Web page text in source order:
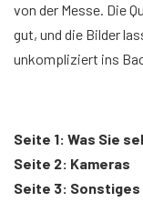
von der Messe. Die
gut, und die Bilder
unkompliziert ins
Seite 1: Was Sie
Seite 2: Kameras
Seite 3: